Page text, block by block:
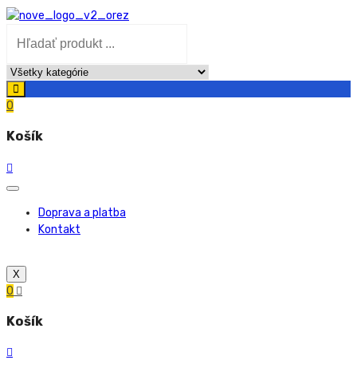
0
Košík
Doprava a platba
Kontakt
X
0
Košík